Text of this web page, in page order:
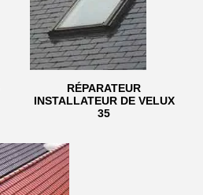
RÉPARATEUR
INSTALLATEUR DE VELUX
35